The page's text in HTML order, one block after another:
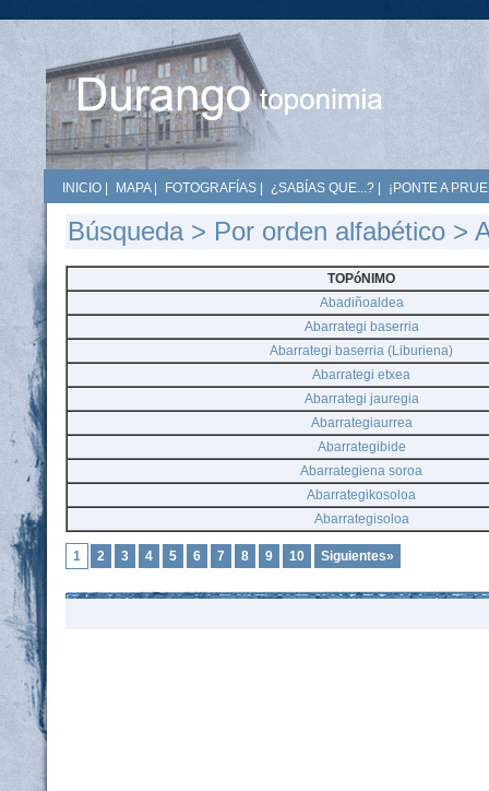
INICIO MAPA| FOTOGRAFÍAS ¿SABÍAS QUE...? ¡PONTE A
Búsqueda> Por orden alfabético >
TOPóNIMO
Abadiñoaldea
Abarrategi baserria
Abarrategi baserria (Liburiena)
Abarrategi etxea
Abarrategi jauregia
Abarrategiaurrea
Abarrategibide
Abarrategiena soroa
Abarrategikosoloa
Abarrategisoloa
1 2 3 4 5 6 7 8 9 10 Siguientes»